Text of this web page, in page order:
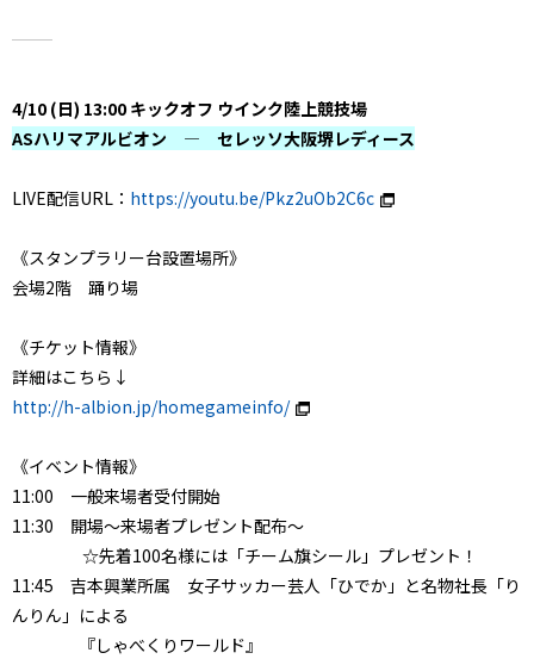
4/10 (日) 13:00 キックオフ ウインク陸上競技場
ASハリマアルビオン ― セレッソ大阪堺レディース
LIVE配信URL： https://youtu.be/Pkz2uOb2C6c
《スタンプラリー台設置場所》
会場2階 踊り場
《チケット情報》
詳細はこちら↓
http://h-albion.jp/homegameinfo/
《イベント情報》
11:00 一般来場者受付開始
11:30 開場～来場者プレゼント配布～
☆先着100名様には「チーム旗シール」プレゼント！
11:45 吉本興業所属 女子サッカー芸人「ひでか」と名物社長「り
んりん」による
『しゃべくりワールド』